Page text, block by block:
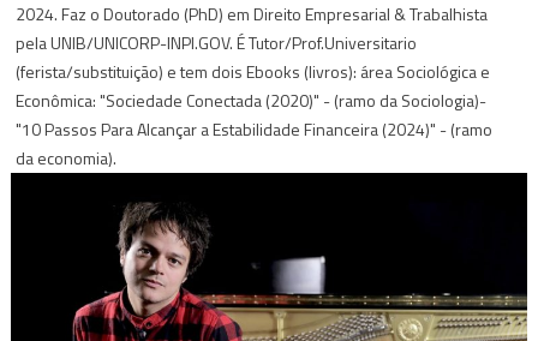
2024. Faz o Doutorado (PhD) em Direito Empresarial & Trabalhista
pela UNIB/UNICORP-INPI.GOV. É Tutor/Prof.Universitario
(ferista/substituição) e tem dois Ebooks (livros): área Sociológica e
Econômica: "Sociedade Conectada (2020)" - (ramo da Sociologia)-
"10 Passos Para Alcançar a Estabilidade Financeira (2024)" - (ramo
da economia).